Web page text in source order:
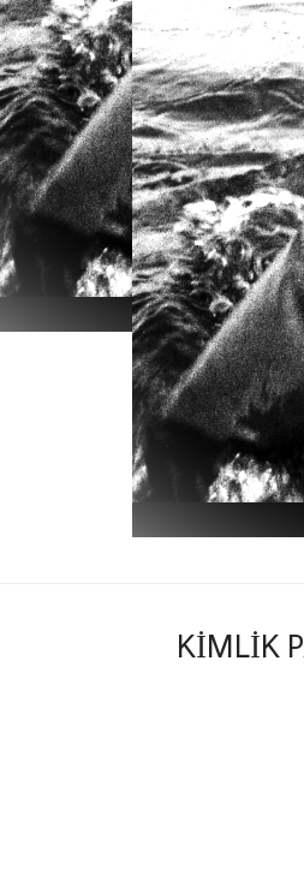
KİMLİK